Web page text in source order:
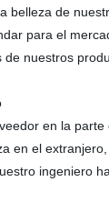
belleza de
para el
de nuestros
en la
en el
ingeniero